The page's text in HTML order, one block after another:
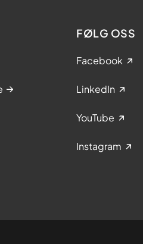
FØLG OSS
Facebook
LinkedIn
YouTube
Instagram